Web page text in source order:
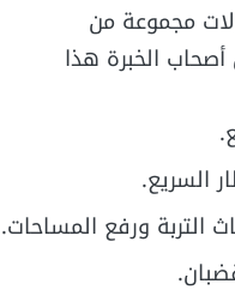
مجموعة من
الخبرة هذا
السريع.
التربة ورفع المساحات.